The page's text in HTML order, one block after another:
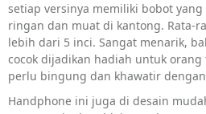
setiap versinya memiliki bobot
ringan dan muat di kantong. Rata-
lebih dari 5 inci. Sangat menarik,
cocok dijadikan hadiah untuk
perlu bingung dan khawatir
Handphone ini juga di desain